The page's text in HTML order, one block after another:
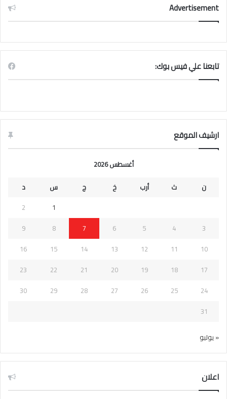
Advertisement
تابعنا علي فيس بوك:
ارشيف الموقع
أغسطس 2026
ن
ث أرب خ ج س
د
1
2
3
4
5
6
7
8
9
10
11
12
13
14
15
16
17
18
19
20
21
22
23
24
25
26
27
28
29
30
31
« يوليو
اعلان